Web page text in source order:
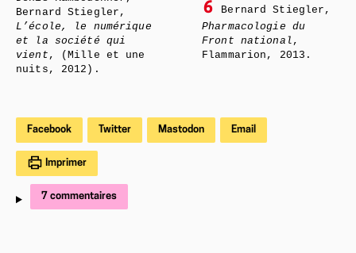
Bernard Stiegler,
L’école, le numérique
et la société qui
vient , (Mille et une
nuits, 2012).
6
Bernard Stiegler,
Pharmacologie du
Front national ,
Flammarion, 2013.
Facebook Twitter Mastodon Email
Imprimer
7 commentaires